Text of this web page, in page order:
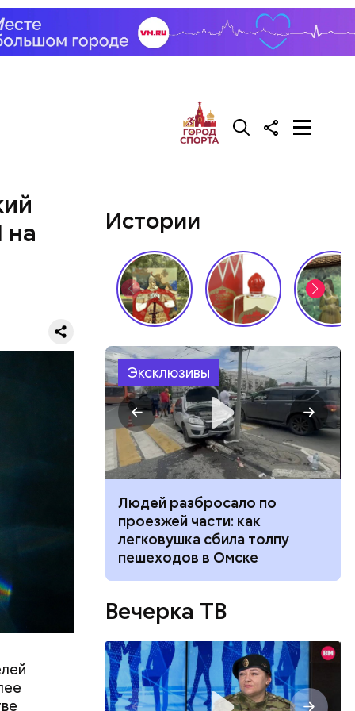
на
с
Чем
это
—
Истории
Эксклюзивы
поможет ли
сбросить
Людей разбросало по
проезжей части: как
легковушка сбила толпу
пешеходов в Омске
Вечерка ТВ